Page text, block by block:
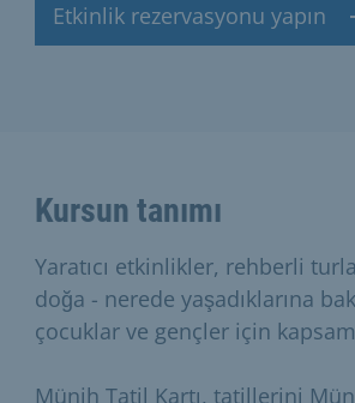
Etkinlik rezervasyonu yapın
Kursun tanımı
Yaratıcı etkinlikler, rehberli
doğa - nerede yaşadıklarına
çocuklar ve gençler için
Münih Tatil Kartı, tatillerini